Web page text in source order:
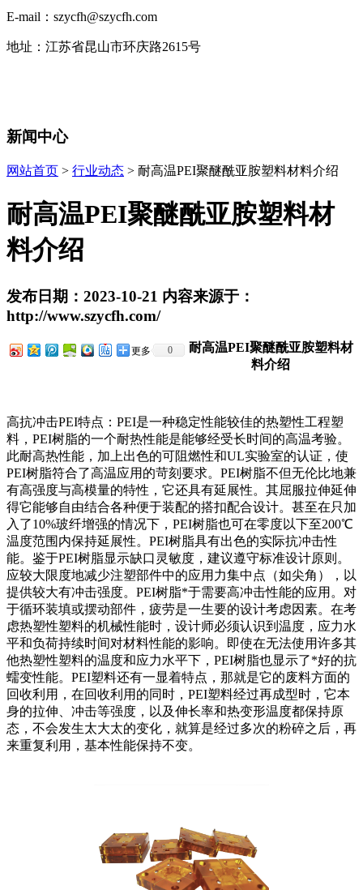
E-mail：szycfh@szycfh.com
地址：江苏省昆山市环庆路2615号
新闻中心
网站首页 > 行业动态 > 耐高温PEI聚醚酰亚胺塑料材料介绍
耐高温PEI聚醚酰亚胺塑料材
料介绍
发布日期：2023-10-21 内容来源于：
http://www.szycfh.com/
更多 0
耐高温PEI聚醚酰亚胺塑料材
料介绍
高抗冲击PEI特点：PEI是一种稳定性能较佳的热塑性工程塑
料，PEI树脂的一个耐热性能是能够经受长时间的高温考验。
此耐高热性能，加上出色的可阻燃性和UL实验室的认证，使
PEI树脂符合了高温应用的苛刻要求。PEI树脂不但无伦比地兼
有高强度与高模量的特性，它还具有延展性。其屈服拉伸延伸
得它能够自由结合各种便于装配的搭扣配合设计。甚至在只加
入了10%玻纤增强的情况下，PEI树脂也可在零度以下至200℃
温度范围内保持延展性。PEI树脂具有出色的实际抗冲击性
能。鉴于PEI树脂显示缺口灵敏度，建议遵守标准设计原则。
应较大限度地减少注塑部件中的应用力集中点（如尖角），以
提供较大有冲击强度。PEI树脂*于需要高冲击性能的应用。对
于循环装填或摆动部件，疲劳是一生要的设计考虑因素。在考
虑热塑性塑料的机械性能时，设计师必须认识到温度，应力水
平和负荷持续时间对材料性能的影响。即使在无法使用许多其
他热塑性塑料的温度和应力水平下，PEI树脂也显示了*好的抗
蠕变性能。PEI塑料还有一显着特点，那就是它的废料方面的
回收利用，在回收利用的同时，PEI塑料经过再成型时，它本
身的拉伸、冲击等强度，以及伸长率和热变形温度都保持原
态，不会发生太大太的变化，就算是经过多次的粉碎之后，再
来重复利用，基本性能保持不变。